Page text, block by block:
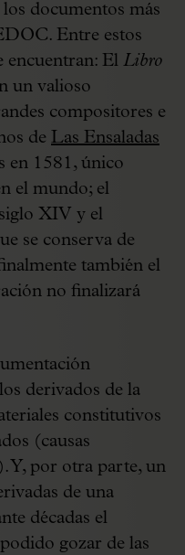
documentos más
Entre estos
encuentran: El Libro
un valioso
compositores e
de Las Ensaladas
en 1581, único
el mundo; el
XIV y el
se conserva de
también el
no finalizará
derivados de la
constitutivos
(causas
Y, por otra parte, un
de una
décadas el
gozar de las